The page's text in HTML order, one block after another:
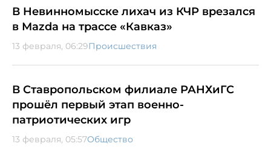
В Невинномысске лихач из КЧР врезался
в Мazda на трассе «Кавказ»
13 февраля, 06:29Происшествия
В Ставропольском филиале РАНХиГС
прошёл первый этап военно-
патриотических игр
13 февраля, 05:57Общество